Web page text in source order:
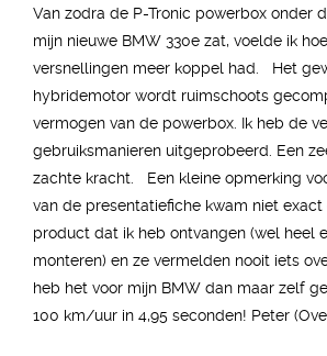
Van zodra de P-Tronic powerbox onder
mijn nieuwe BMW 330e zat, voelde ik
versnellingen meer koppel had. Het
hybridemotor wordt ruimschoots
vermogen van de powerbox. Ik heb de
gebruiksmanieren uitgeprobeerd. Een
zachte kracht. Een kleine opmerking
van de presentatiefiche kwam niet
product dat ik heb ontvangen (wel heel
monteren) en ze vermelden nooit iets
heb het voor mijn BMW dan maar zelf
100 km/uur in 4,95 seconden! Peter